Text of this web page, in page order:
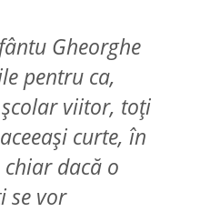
Gheorghe
pentru ca,
viitor, toți
curte, în
dacă o
se vor